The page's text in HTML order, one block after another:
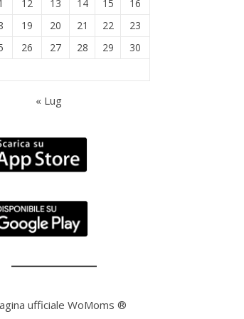
12 13 14 15
16
19 20 21 22
23
26 27 28 29
30
« Lug
ufficiale WoMoms ®